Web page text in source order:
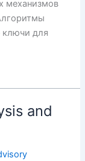
механизмов
ключи для
and